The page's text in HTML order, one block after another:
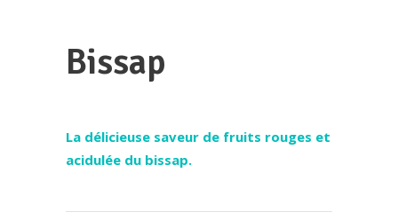
Bissap
La délicieuse saveur de fruits rouges et
acidulée du bissap.